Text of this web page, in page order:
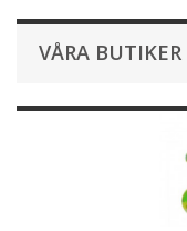
VÅRA BUTIKER